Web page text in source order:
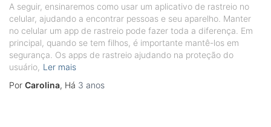
A seguir, ensinaremos como usar um aplicativo de rastreio no
celular, ajudando a encontrar pessoas e seu aparelho. Manter
no celular um app de rastreio pode fazer toda a diferença. Em
principal, quando se tem filhos, é importante mantê-los em
segurança. Os apps de rastreio ajudando na proteção do
usuário, Ler mais
Por Carolina, Há 3 anos